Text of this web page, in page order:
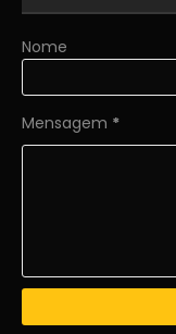
Nome
Mensagem *